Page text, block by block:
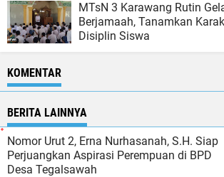
MTsN 3 Karawang Rutin
Berjamaah, Tanamkan
Disiplin Siswa
KOMENTAR
BERITA LAINNYA
Nomor Urut 2, Erna Nurhasanah, S.H. Siap
Perjuangkan Aspirasi Perempuan di BPD
Desa Tegalsawah